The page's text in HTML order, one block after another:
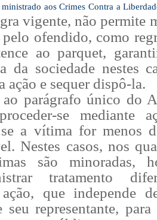
aos Crimes Contra a
vigente, não permite
ofendido, como
ao parquet,
da sociedade nestes
ação e sequer dispô-la.
ao parágrafo único do
se mediante
a vítima for menos
Nestes casos, nos
são minoradas,
tratamento
que independe
representante,